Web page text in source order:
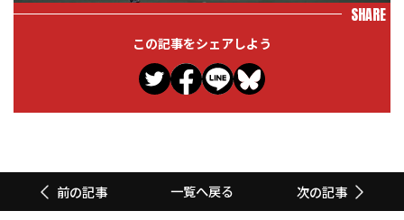
SHARE
この記事をシェアしよう
前の記事 一覧へ戻る 次の記事